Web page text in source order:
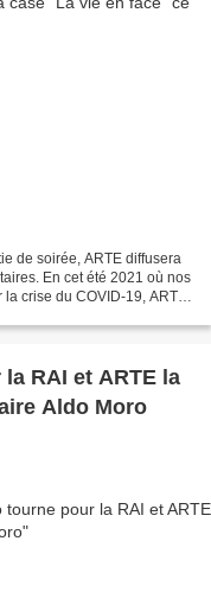
de soirée, ARTE diffusera
En cet été 2021 où nos
crise du COVID-19, ARTE
RAI et ARTE la
Aldo Moro